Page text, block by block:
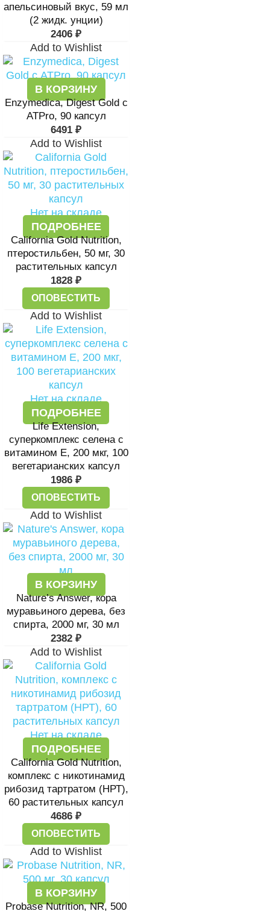
апельсиновый вкус, 59 мл
(2 жидк. унции)
2406 ₽
Add to Wishlist
В КОРЗИНУ
Enzymedica, Digest Gold с
ATPro, 90 капсул
6491 ₽
Add to Wishlist
Нет на складе
ПОДРОБНЕЕ
California Gold Nutrition,
птеростильбен, 50 мг, 30
растительных капсул
1828 ₽
ОПОВЕСТИТЬ
Add to Wishlist
Нет на складе
ПОДРОБНЕЕ
Life Extension,
суперкомплекс селена с
витамином E, 200 мкг, 100
вегетарианских капсул
1986 ₽
ОПОВЕСТИТЬ
Add to Wishlist
В КОРЗИНУ
Nature’s Answer, кора
муравьиного дерева, без
спирта, 2000 мг, 30 мл
2382 ₽
Add to Wishlist
Нет на складе
ПОДРОБНЕЕ
California Gold Nutrition,
комплекс с никотинамид
рибозид тартратом (НРТ),
60 растительных капсул
4686 ₽
ОПОВЕСТИТЬ
Add to Wishlist
В КОРЗИНУ
Probase Nutrition, NR, 500